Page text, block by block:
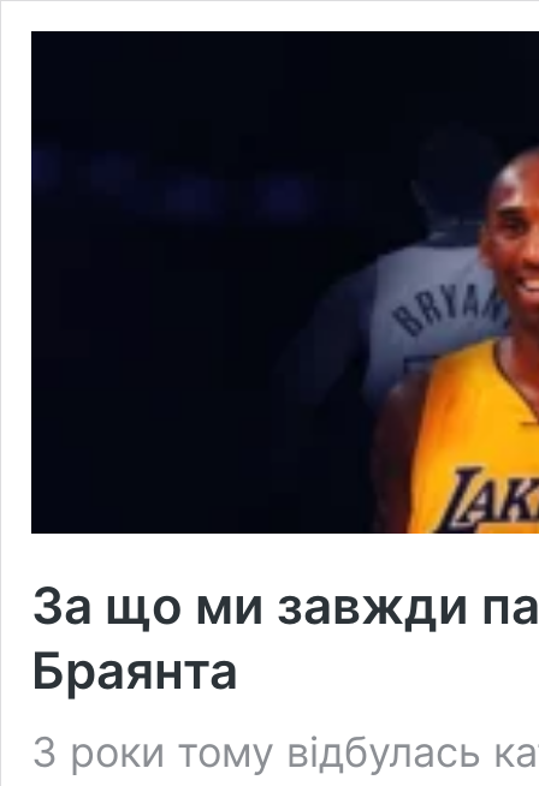
За що ми завжди
Браянта
3 роки тому відбулась